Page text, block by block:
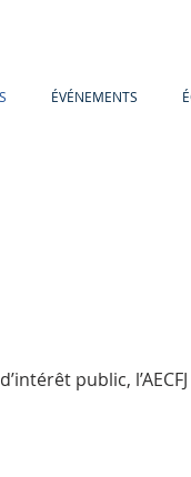
ÉVÉNEMENTS
public,